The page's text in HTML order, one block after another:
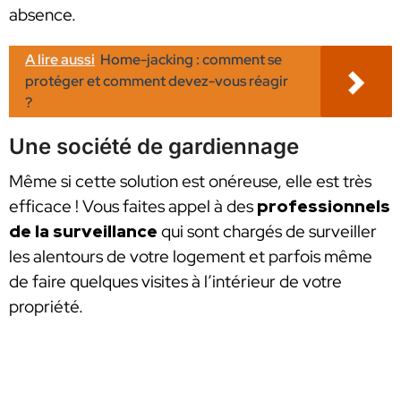
absence.
A lire aussi Home-jacking : comment se
protéger et comment devez-vous réagir
?
Une société de gardiennage
Même si cette solution est onéreuse, elle est très
efficace ! Vous faites appel à des professionnels
de la surveillance qui sont chargés de surveiller
les alentours de votre logement et parfois même
de faire quelques visites à l’intérieur de votre
propriété.